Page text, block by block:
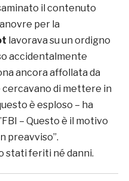
il contenuto
per la
lavorava su un ordigno
accidentalmente
ancora affollata da
di mettere in
è esploso – ha
– Questo è il motivo
preavviso”.
stati feriti né danni.